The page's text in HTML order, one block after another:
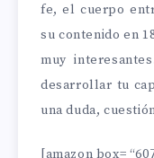
fe, el cuerpo
su contenido en
muy
desarrollar tu
una duda,
[amazon box=